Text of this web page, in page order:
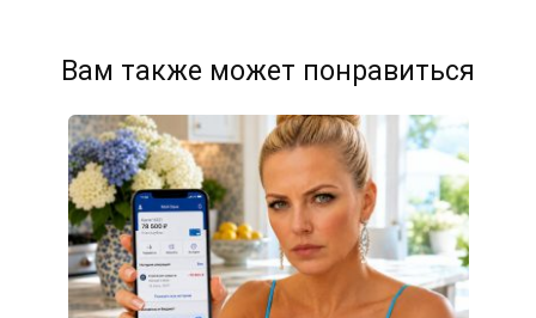
Вам также может понравиться